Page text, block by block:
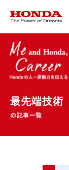
HONDA The
最先端技術
の記事一覧